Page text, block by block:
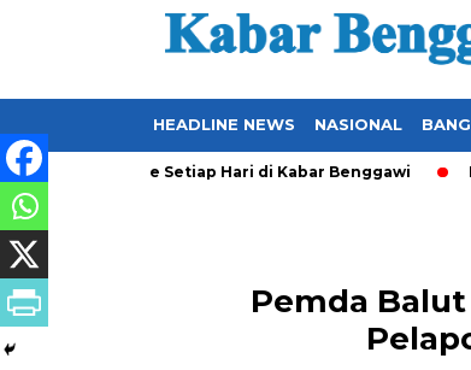
HEADLINE NEWS NASIONAL
Ter-Update Setiap Hari di Kabar Benggawi
Pemda